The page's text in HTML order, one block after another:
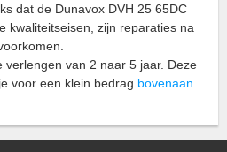
dat de Dunavox DVH 25 65DC
kwaliteitseisen, zijn reparaties na
verlengen van 2 naar 5 jaar. Deze
voor een klein bedrag bovenaan